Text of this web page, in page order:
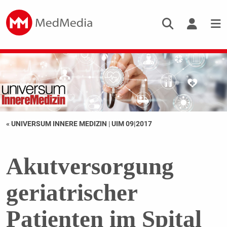
« UNIVERSUM INNERE MEDIZIN |UIM 09|2017
Akutversorgung
geriatrischer
Patienten im Spital